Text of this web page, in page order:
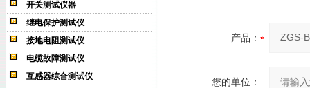
开关测试仪器
继电保护测试仪
接地电阻测试仪
电缆故障测试仪
互感器综合测试仪
产品：
您的单位：